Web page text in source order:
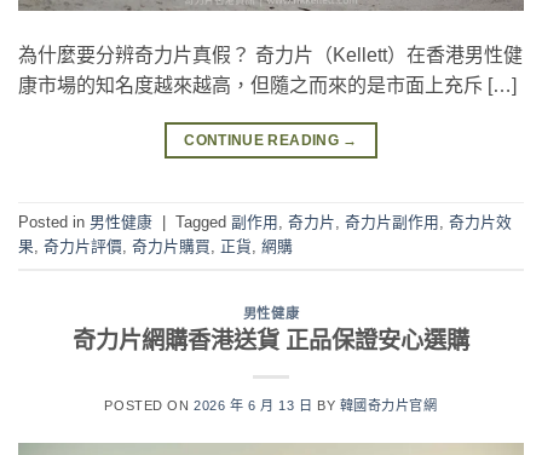
為什麼要分辨奇力片真假？ 奇力片（Kellett）在香港男性健
康市場的知名度越來越高，但隨之而來的是市面上充斥 […]
CONTINUE READING →
Posted in 男性健康 Tagged 副作用 奇力片 奇力片副作用
奇力片效
果 奇力片評價 奇力片購買 正貨 網購
男性健康
奇力片網購香港送貨 正品保證安心選購
POSTED ON2026 年 6 月 13 日 BY 韓國奇力片官網